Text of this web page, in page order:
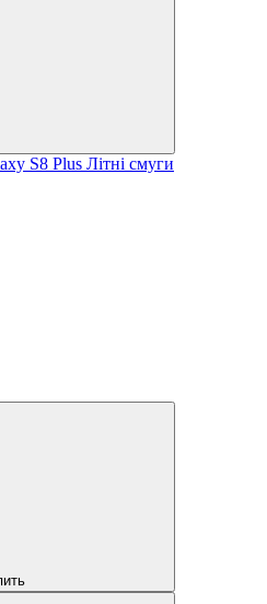
S8 Plus Літні смуги